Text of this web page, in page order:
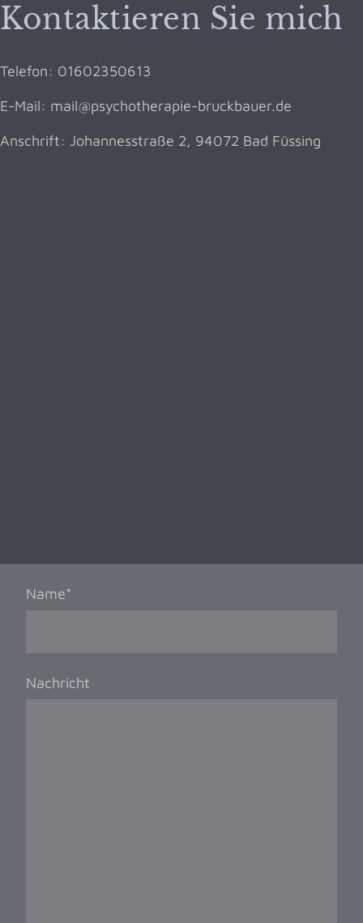
Kontaktieren Sie mich
Telefon: 01602350613
E-Mail: mail@psychotherapie-bruckbauer.de
Anschrift: Johannesstraße 2, 94072 Bad Füssing
Name*
Nachricht